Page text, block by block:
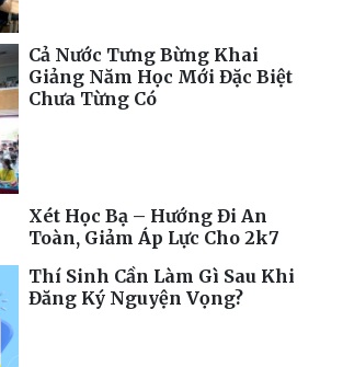
Cả Nước Tưng Bừng Khai
Giảng Năm Học Mới Đặc Biệt
Chưa Từng Có
Xét Học Bạ – Hướng Đi An
Toàn, Giảm Áp Lực Cho 2k7
Thí Sinh Cần Làm Gì Sau Khi
Đăng Ký Nguyện Vọng?